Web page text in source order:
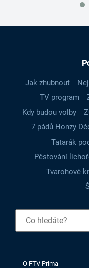
Jak zhubnout
TV program
Kdy budou volby
7 pádů Honzy
Tatarák
Pěstování
Tvarohové
O FTV Prima